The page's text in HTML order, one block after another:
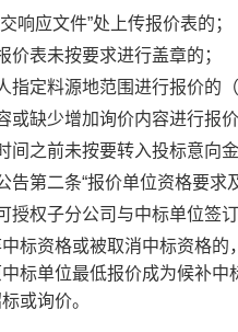
响应文件”处上传报价表的；
价表未按要求进行盖章的；
指定料源地范围进行报价的
或缺少增加询价内容进行报
间之前未按要转入投标意向
告第二条“报价单位资格要求
授权子分公司与中标单位签
标资格或被取消中标资格
标单位最低报价成为候补
或询价。